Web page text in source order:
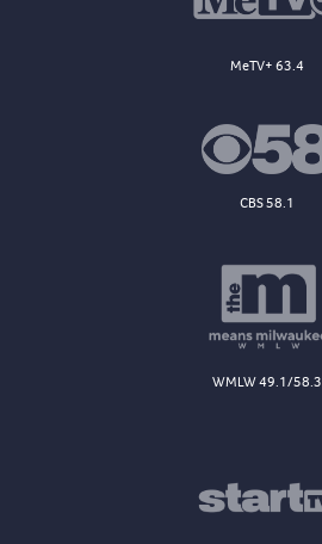
MeTV+ 63.4
CBS 58.1
WMLW 49.1/58.3